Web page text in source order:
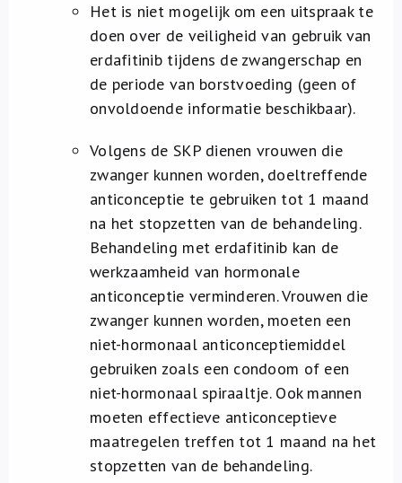
Het is niet mogelijk om een uitspraak te
doen over de veiligheid van gebruik van
erdafitinib tijdens de zwangerschap en
de periode van borstvoeding (geen of
onvoldoende informatie beschikbaar).
Volgens de SKP dienen vrouwen die
zwanger kunnen worden, doeltreffende
anticonceptie te gebruiken tot 1 maand
na het stopzetten van de behandeling.
Behandeling met erdafitinib kan de
werkzaamheid van hormonale
anticonceptie verminderen. Vrouwen die
zwanger kunnen worden, moeten een
niet-hormonaal anticonceptiemiddel
gebruiken zoals een condoom of een
niet-hormonaal spiraaltje. Ook mannen
moeten effectieve anticonceptieve
maatregelen treffen tot 1 maand na het
stopzetten van de behandeling.